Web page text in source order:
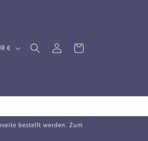
Deutschland | EUR € EinloggenWarenkorb
bestellt werden. Zum